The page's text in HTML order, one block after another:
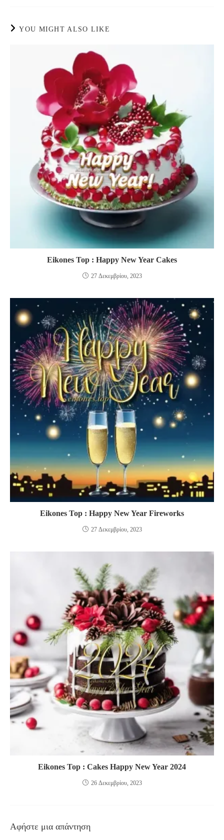
YOU MIGHT ALSO LIKE
Eikones Top : Happy New Year Cakes
27 Δεκεμβρίου, 2023
Eikones Top : Happy New Year Fireworks
27 Δεκεμβρίου, 2023
Eikones Top : Cakes Happy New Year 2024
26 Δεκεμβρίου, 2023
Αφήστε μια απάντηση